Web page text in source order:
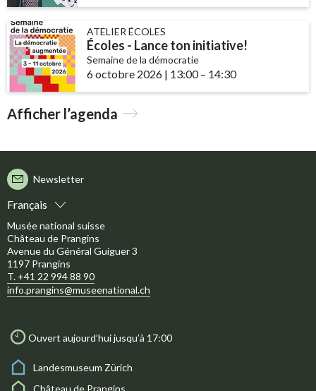
ATELIER ÉCOLES
Écoles - Lance ton initiative!
Semaine de la démocratie
6 octobre 2026 | 13:00accessibility.time_to
– 14:30
Afficher l’agenda
Français
Newsletter
Musée national suisse
Château de Prangins
Avenue du Général Guiguer 3
1197 Prangins
T. +41 22 994 88 90
info.prangins@museenational.ch
Ouvert aujourd’hui jusqu’à 17:00
Landesmuseum Zürich